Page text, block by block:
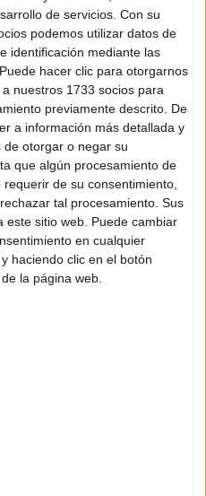
de servicios. Con su
podemos utilizar datos de
identificación mediante las
hacer clic para otorgarnos
nuestros 1733 socios para
previamente descrito. De
a información más detallada y
otorgar o negar su
que algún procesamiento de
de su consentimiento,
tal procesamiento. Sus
este sitio web. Puede cambiar
en cualquier
haciendo clic en el botón
la página web.
comunicación e incluso
como es el caso
dura, ya que ahora no
de usar tanto plástico o
se trata de solucionar el
durante décadas de
y de falta de
que favorezcan este
incluso si se trata de
de recoger la